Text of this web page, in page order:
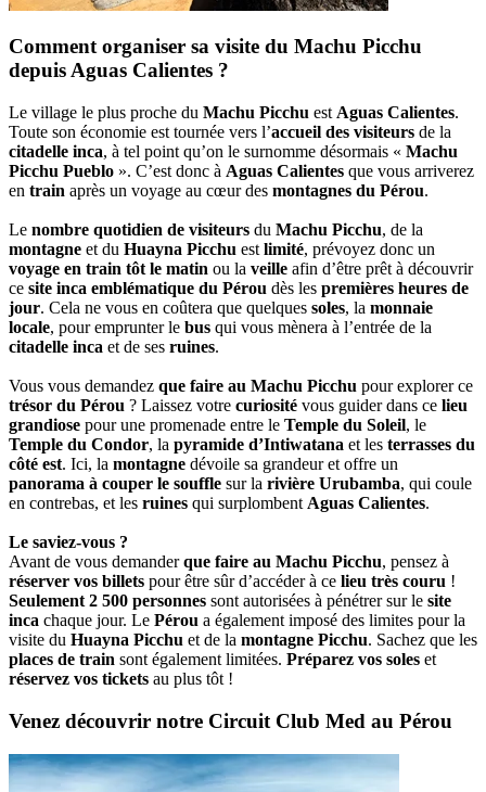
Comment organiser sa visite du Machu Picchu
depuis Aguas Calientes ?
Le village le plus proche du Machu Picchu est Aguas Calientes.
Toute son économie est tournée vers l’accueil des visiteurs de la
citadelle inca, à tel point qu’on le surnomme désormais « Machu
Picchu Pueblo ». C’est donc à Aguas Calientes que vous arriverez
en train après un voyage au cœur des montagnes du Pérou.
Le nombre quotidien de visiteurs du Machu Picchu, de la
montagne et du Huayna Picchu est limité, prévoyez donc un
voyage en train tôt le matin ou la veille afin d’être prêt à découvrir
ce site inca emblématique du Pérou dès les premières heures de
jour. Cela ne vous en coûtera que quelques soles, la monnaie
locale, pour emprunter le bus qui vous mènera à l’entrée de la
citadelle inca et de ses ruines.
Vous vous demandez que faire au Machu Picchu pour explorer ce
trésor du Pérou ? Laissez votre curiosité vous guider dans ce lieu
grandiose pour une promenade entre le Temple du Soleil, le
Temple du Condor, la pyramide d’Intiwatana et les terrasses du
côté est. Ici, la montagne dévoile sa grandeur et offre un
panorama à couper le souffle sur la rivière Urubamba, qui coule
en contrebas, et les ruines qui surplombent Aguas Calientes.
Le saviez-vous ?
Avant de vous demanderque faire au Machu Picchu, pensez à
réserver vos billets pour être sûr d’accéder à ce lieu très couru !
Seulement 2 500 personnes sont autorisées à pénétrer sur le site
inca chaque jour. Le Pérou a également imposé des limites pour la
visite du Huayna Picchu et de la montagne Picchu. Sachez que les
places de train sont également limitées. Préparez vos soles et
réservez vos tickets au plus tôt !
Venez découvrir notre Circuit Club Med au Pérou